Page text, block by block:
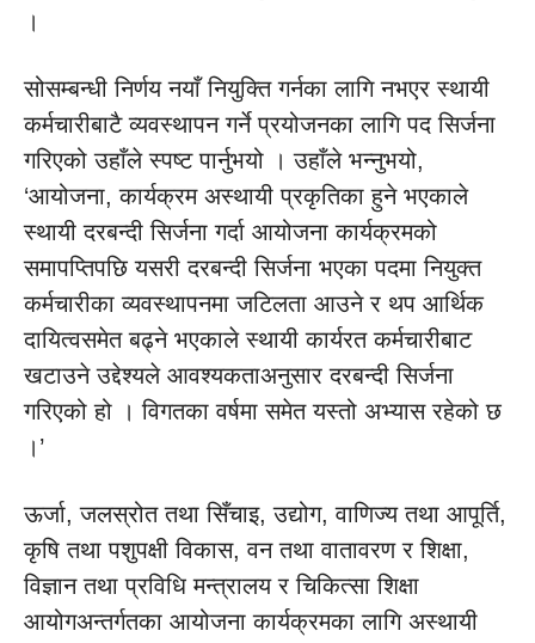
।
सोसम्बन्धी निर्णय नयाँ नियुक्ति गर्नका लागि नभएर स्थायी
कर्मचारीबाटै व्यवस्थापन गर्ने प्रयोजनका लागि पद सिर्जना
गरिएको उहाँले स्पष्ट पार्नुभयो । उहाँले भन्नुभयो,
‘आयोजना, कार्यक्रम अस्थायी प्रकृतिका हुने भएकाले
स्थायी दरबन्दी सिर्जना गर्दा आयोजना कार्यक्रमको
समापप्तिपछि यसरी दरबन्दी सिर्जना भएका पदमा नियुक्त
कर्मचारीका व्यवस्थापनमा जटिलता आउने र थप आर्थिक
दायित्वसमेत बढ्ने भएकाले स्थायी कार्यरत कर्मचारीबाट
खटाउने उद्देश्यले आवश्यकताअनुसार दरबन्दी सिर्जना
गरिएको हो । विगतका वर्षमा समेत यस्तो अभ्यास रहेको छ
।’
ऊर्जा, जलस्रोत तथा सिँचाइ, उद्योग, वाणिज्य तथा आपूर्ति,
कृषि तथा पशुपक्षी विकास, वन तथा वातावरण र शिक्षा,
विज्ञान तथा प्रविधि मन्त्रालय र चिकित्सा शिक्षा
आयोगअन्तर्गतका आयोजना कार्यक्रमका लागि अस्थायी